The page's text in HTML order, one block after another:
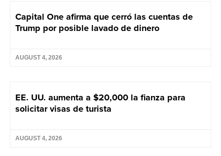
Capital One afirma que cerró las cuentas de
Trump por posible lavado de dinero
AUGUST 4, 2026
EE. UU. aumenta a $20,000 la fianza para
solicitar visas de turista
AUGUST 4, 2026